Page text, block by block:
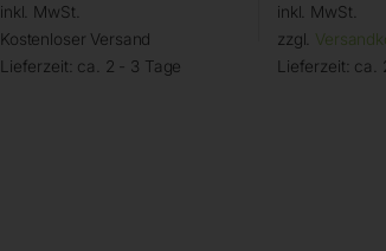
inkl. MwSt.
Kostenloser Versand
Lieferzeit: ca. 2 - 3 Tage
inkl. MwSt.
zzgl.
Lieferzeit: ca.